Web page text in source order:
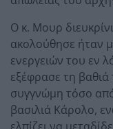
Ο κ. Μουρ
ακολούθησε ήταν
ενεργειών του εν
εξέφρασε τη
συγγνώμη τόσο
βασιλιά Κάρολο,